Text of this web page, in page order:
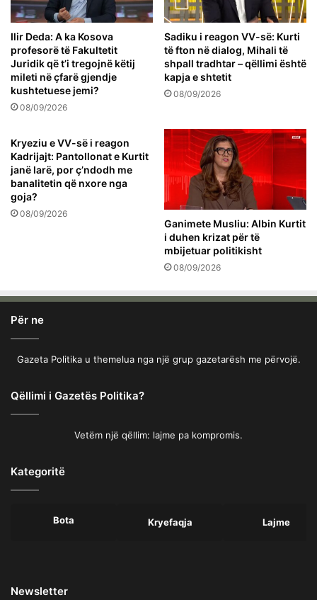
Ilir Deda: A ka Kosova
profesorë të Fakultetit
Juridik që t’i tregojnë këtij
mileti në çfarë gjendje
kushtetuese jemi?
08/09/2026
Sadiku i reagon VV-së: Kurti
të fton në dialog, Mihali të
shpall tradhtar – qëllimi është
kapja e shtetit
08/09/2026
Kryeziu e VV-së i reagon
Kadrijajt: Pantollonat e Kurtit
janë larë, por ç’ndodh me
banalitetin që nxore nga
goja?
08/09/2026
Ganimete Musliu: Albin Kurtit
i duhen krizat për të
mbijetuar politikisht
08/09/2026
Për ne
Gazeta Politika u themelua nga një grup gazetarësh me përvojë.
Qëllimi i Gazetës Politika?
Vetëm një qëllim: lajme pa kompromis.
Kategoritë
Bota Kryefaqja Lajme
Newsletter